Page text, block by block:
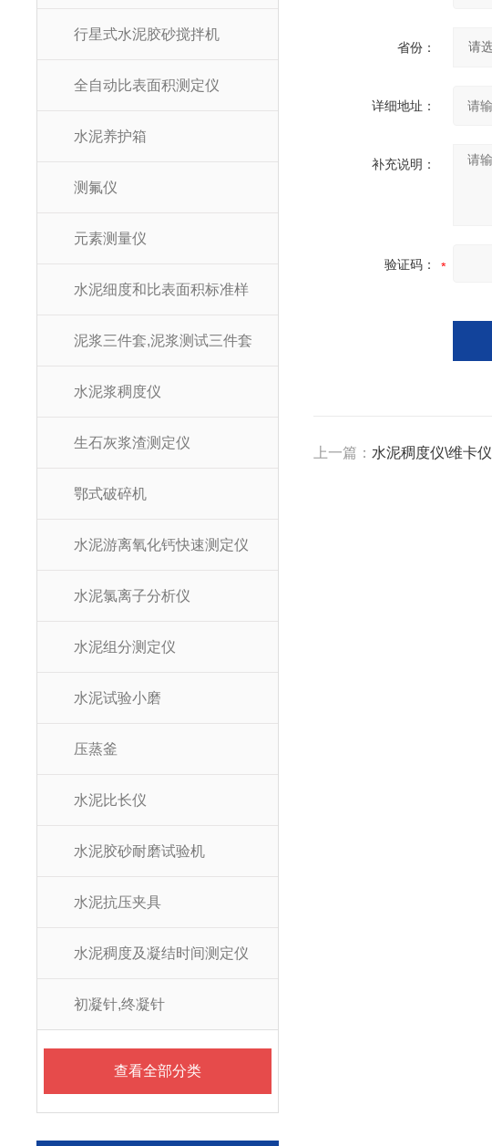
行星式水泥胶砂搅拌机
全自动比表面积测定仪
水泥养护箱
测氟仪
元素测量仪
水泥细度和比表面积标准样
泥浆三件套,泥浆测试三件套
水泥浆稠度仪
生石灰浆渣测定仪
鄂式破碎机
水泥游离氧化钙快速测定仪
水泥氯离子分析仪
水泥组分测定仪
水泥试验小磨
压蒸釜
水泥比长仪
水泥胶砂耐磨试验机
水泥抗压夹具
水泥稠度及凝结时间测定仪
初凝针,终凝针
查看全部分类
省份：
详细地址：
补充说明：
验证码：
上一篇： 水泥稠度仪\维卡仪